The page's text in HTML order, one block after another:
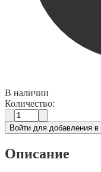
В наличии
Количество:
Войти для добавления в
Описание